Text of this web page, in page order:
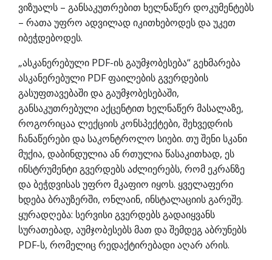
ვიზუალს – განსაკუთრებით ხელნაწერ დოკუმენტებს
– რათა უფრო ადვილად იკითხებოდეს და უკეთ
იბეჭდებოდეს.
„ასკანერებული PDF-ის გაუმჯობესება“ გეხმარება
ასკანერებული PDF ფაილების გვერდების
გასუფთავებაში და გაუმჯობესებაში,
განსაკუთრებული აქცენტით ხელნაწერ მასალაზე,
როგორიცაა ლექციის კონსპექტები, შეხვედრის
ჩანაწერები და საკონტროლო სიები. თუ შენი სკანი
მუქია, დაბინდულია ან რთულია წასაკითხად, ეს
ინსტრუმენტი გვერდებს აძლიერებს, რომ ეკრანზე
და ბეჭდვისას უფრო მკაფიო იყოს. ყველაფერი
ხდება ბრაუზერში, ონლაინ, ინსტალაციის გარეშე.
ყურადღება: სერვისი გვერდებს გადაიყვანს
სურათებად, აუმჯობესებს მათ და შემდეგ აბრუნებს
PDF-ს, რომელიც რედაქტირებადი აღარ არის.